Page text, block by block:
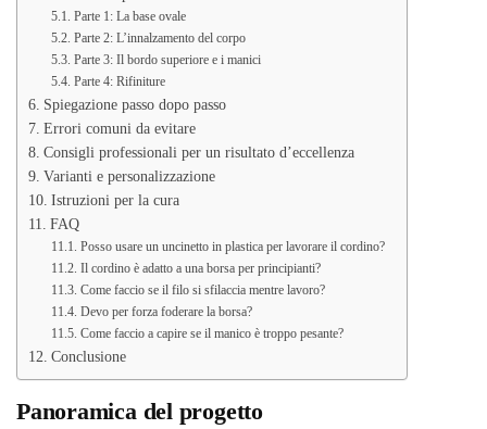
Parte 1: La base ovale
Parte 2: L’innalzamento del corpo
Parte 3: Il bordo superiore e i manici
Parte 4: Rifiniture
Spiegazione passo dopo passo
Errori comuni da evitare
Consigli professionali per un risultato d’eccellenza
Varianti e personalizzazione
Istruzioni per la cura
FAQ
Posso usare un uncinetto in plastica per lavorare il cordino?
Il cordino è adatto a una borsa per principianti?
Come faccio se il filo si sfilaccia mentre lavoro?
Devo per forza foderare la borsa?
Come faccio a capire se il manico è troppo pesante?
Conclusione
Panoramica del progetto